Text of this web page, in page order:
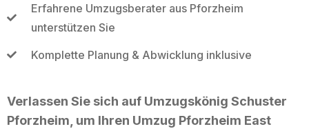
Erfahrene Umzugsberater aus Pforzheim
unterstützen Sie
Komplette Planung & Abwicklung inklusive
Verlassen Sie sich auf Umzugskönig Schuster
Pforzheim, um Ihren Umzug Pforzheim East